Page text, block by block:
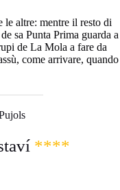
le altre: mentre il resto di
sa Punta Prima guarda a
de La Mola a fare da
come arrivare, quando
****